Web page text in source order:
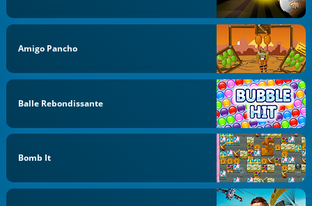
Amigo Pancho
Balle Rebondissante
Bomb It